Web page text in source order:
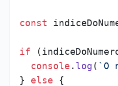
const
if
console . log( `O
} else {